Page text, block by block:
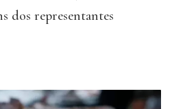
dos representantes